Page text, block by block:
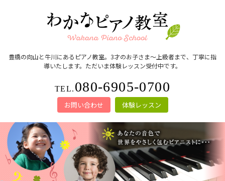
豊橋の向山と牛川にあるピアノ教室。3才のお子さま～上級者まで、丁寧に指
導いたします。ただいま体験レッスン受付中です。
TEL. 080-6905-0700
お問い合わせ 体験レッスン